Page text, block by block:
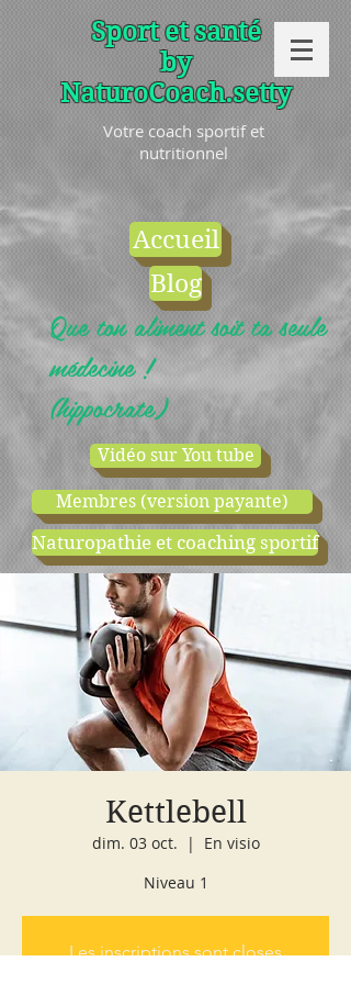
Sport et santé
by
NaturoCoach.setty
Votre coach sportif et
nutritionnel
Accueil
Blog
Que ton aliment soit ta seule
médecine !
(hippocrate)
Vidéo sur You tube
Membres (version payante)
Naturopathie et coaching sportif
cours d'essai boutique
Kettlebell
dim. 03 oct.
  |
En visio
Niveau 1
Les inscriptions sont closes